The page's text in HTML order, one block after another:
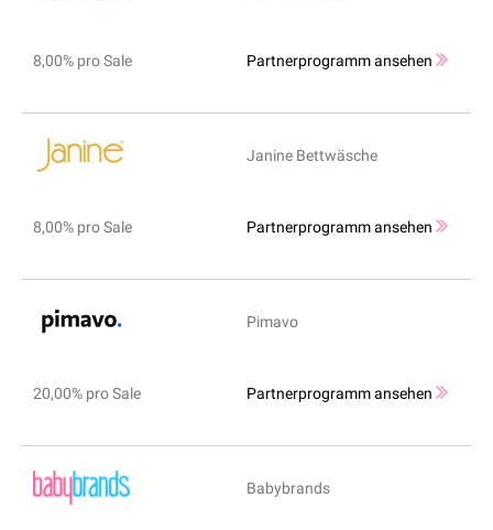
8,00% pro Sale Partnerprogramm ansehen
Janine Bettwäsche
8,00% pro Sale Partnerprogramm ansehen
Pimavo
20,00% pro Sale Partnerprogramm ansehen
Babybrands